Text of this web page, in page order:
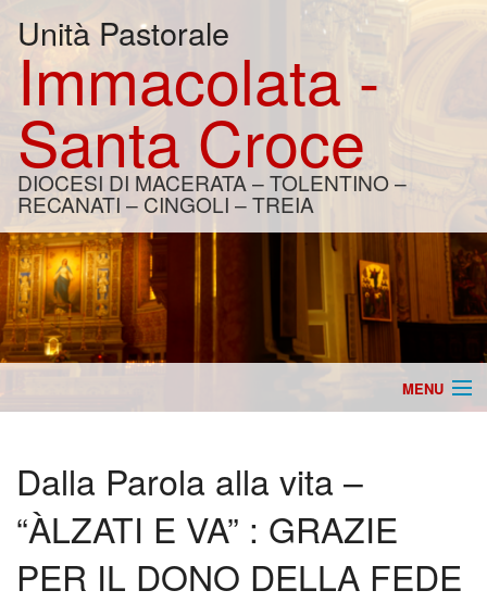
Unità Pastorale
Immacolata -
Santa Croce
DIOCESI DI MACERATA – TOLENTINO –
RECANATI – CINGOLI – TREIA
MENU
Catechesi
per
Liturgia
Carità
Dalla Parola alla vita –
“ÀLZATI E VA” : GRAZIE
PER IL DONO DELLA FEDE